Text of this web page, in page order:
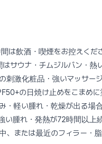
は飲酒・喫煙をお控えくだ
サウナ・チムジルバン・熱
刺激化粧品・強いマッサー
の日焼け止めをこまめに
・軽い腫れ・乾燥が出る場
い腫れ・発熱が72時間以上
、または最近のフィラー・